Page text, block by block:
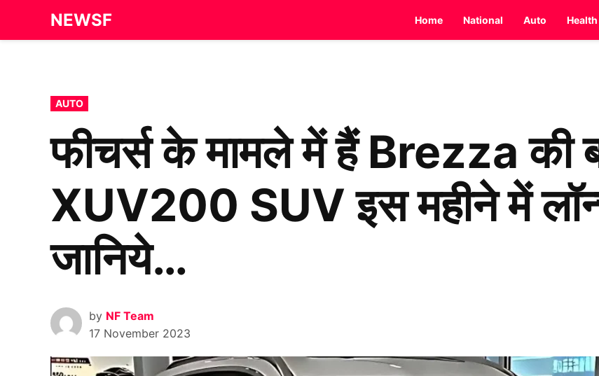
NEWSF Home National Auto Health
POSTED
IN
AUTO
फीचर्स के मामले में हैं Brezza की
XUV200 SUV इस महीने में
जानिये…
by NF Team
17 November 2023